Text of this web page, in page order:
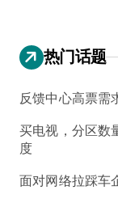
热门话题
反馈中心高票需
买电视，分区数
度
面对网络拉踩车